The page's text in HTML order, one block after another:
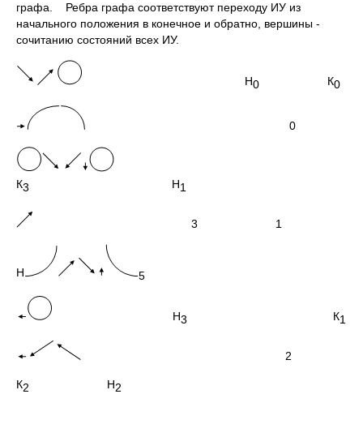
графа. Ребра графа соответствуют переходу ИУ из
начального положения в конечное и обратно, вершины -
сочитанию состояний всех ИУ.
Н0 К0
0
К3 Н1
3 1
Н 5
Н3 К1
2
К2 Н2